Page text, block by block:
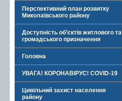
Перспективний план розвитку
Миколаївського району
Доступність об’єктів житлового та
громадського призначення
Головна
УВАГА! КОРОНАВІРУС! COVID-19
Цивільний захист населення
району